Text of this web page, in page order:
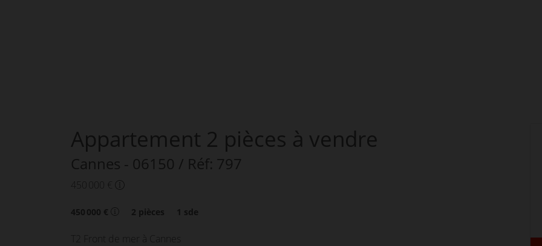
Appartement 2 pièces à vendre
Cannes - 06150 / Réf: 797
450 000 € 2 pièces 1 sde
T2 Front de mer à Cannes